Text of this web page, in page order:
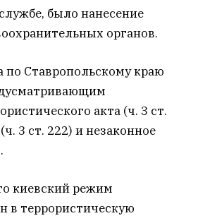
было нанесение
органов.
Ставропольскому краю
акта (ч. 3 ст.
3 ст. 222) и незаконное
киевский режим
в террористическую